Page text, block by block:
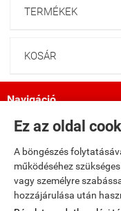
Ez az oldal
A böngészés
működéséhez
vagy személyre
hozzájárulása után
TERMÉKEK
KOSÁR
Navigáció
Saját fiók
Bemutatkozás